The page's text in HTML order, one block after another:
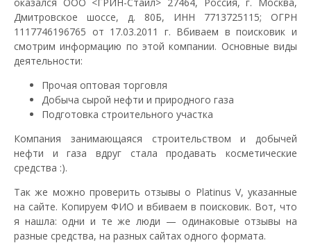
Дмитровское шоссе, д. 80Б, ИНН 7713725115; ОГРН
1117746196765 от 17.03.2011 г. Вбиваем в поисковик и
смотрим информацию по этой компании. Основные виды
деятельности:
Прочая оптовая торговля
Добыча сырой нефти и природного газа
Подготовка строительного участка
Компания занимающаяся строительством и добычей
нефти и газа вдруг стала продавать косметические
средства :).
Так же можно проверить отзывы о Platinus V, указанные
на сайте. Копируем ФИО и вбиваем в поисковик. Вот, что
я нашла: одни и те же люди — одинаковые отзывы на
разные средства, на разных сайтах одного формата.